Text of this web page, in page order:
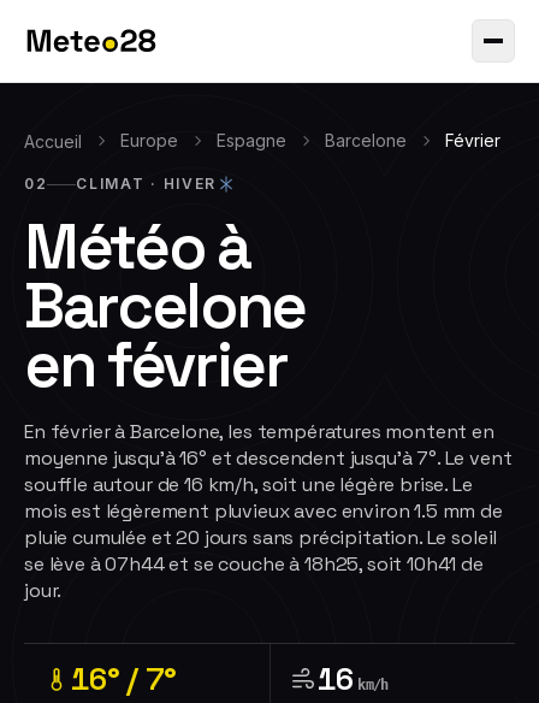
Accueil Europe Espagne Barcelone Février
02 CLIMAT · HIVER
Météo à
Barcelone
enfévrier
En février à Barcelone, les températures montent en
moyenne jusqu'à 16° et descendent jusqu'à 7°. Le vent
souffle autour de 16 km/h, soit une légère brise. Le
mois est légèrement pluvieux avec environ 1.5 mm de
pluie cumulée et 20 jours sans précipitation. Le soleil
se lève à 07h44 et se couche à 18h25, soit 10h41 de
jour.
16° / 7° 16 km/h